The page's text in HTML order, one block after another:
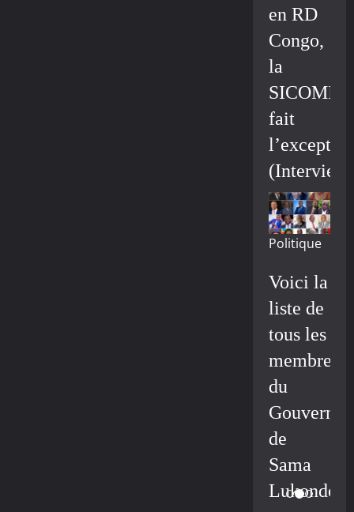
en RD
Congo,
la
fait
(Interview)
Politique
Voici la
liste de
tous les
membres
du
de
Sama
Lukonde